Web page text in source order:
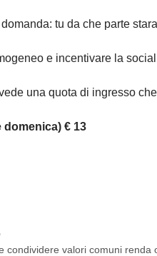
tu da che parte
e incentivare la
una quota di ingresso
domenica) € 13
condividere valori comuni